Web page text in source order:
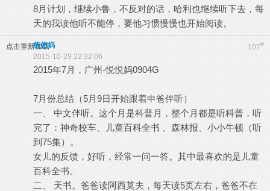
8月计划，继续小鲁，不反对的话，哈利也继续听下去，每
天的我读他听不能停，要他习惯慢慢也开始阅读。
点击重新加载 107#
悠悠妈
2015-10-29 22:32:06
2015年7月，广州-悦悦妈0904G
7月份总结（5月9日开始跟着申爸伴听）
一、 中文伴听。这个月是科普月，整个月都是听科普，听
完了：神奇校车、儿童百科全书 、森林报、小小牛顿（听
到75集）。
女儿的反馈，好听，经常一问一答。其中最喜欢的是儿童
百科全书。
二、 天书。爸爸读阿西莫夫，每天读5页左右，爸爸不在